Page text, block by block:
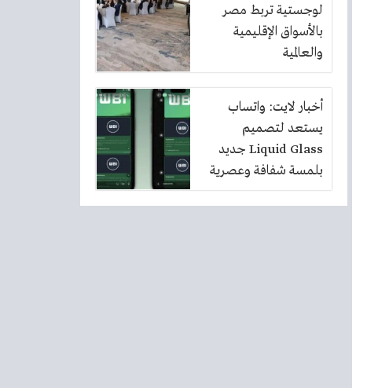
لوجستية تربط مصر
بالأسواق الإقليمية
والعالمية
أخبار لايت: واتساب
يستعد لتصميم
Liquid Glass جديد
بلمسة شفافة وعصرية